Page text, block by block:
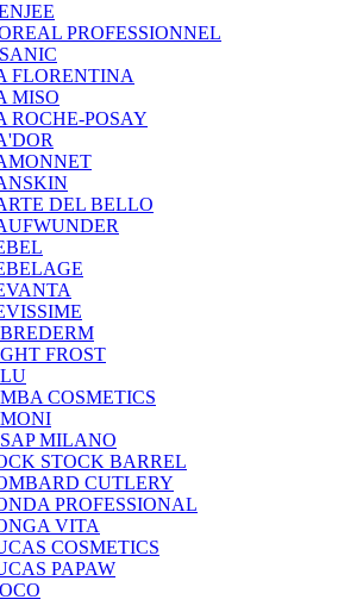
PROFESSIONNEL
FLORENTINA
MISO
ROCHE-POSAY
DEL BELLO
FROST
COSMETICS
MILANO
STOCK BARREL
CUTLERY
PROFESSIONAL
VITA
COSMETICS
PAPAW